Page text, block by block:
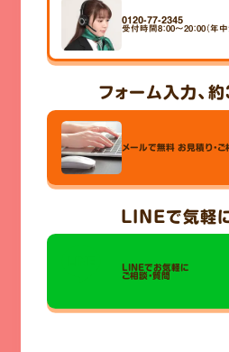
0120-77-2345
受付時間8：00～20：00（年中
フォーム入力、 約
メールで無料 お見積り・ご
LINEで気軽
LINEでお気軽に
ご相談・質問